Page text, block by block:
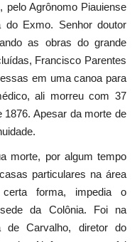
pelo Agrônomo Piauiense
do Exmo. Senhor doutor
as obras do grande
Francisco Parentes
em uma canoa para
ali morreu com 37
1876. Apesar da morte de
morte, por algum tempo
particulares na área
forma, impedia o
da Colônia. Foi na
de Carvalho, diretor do